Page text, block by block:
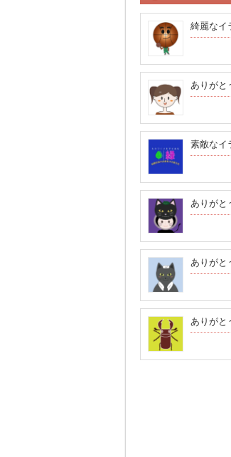
綺麗なイ
ありがと
素敵なイ
ありがと
ありがと
ありがと